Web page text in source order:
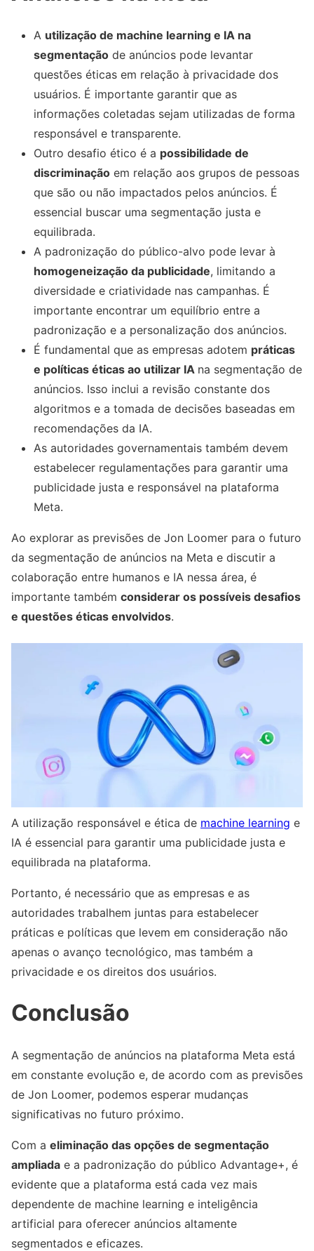
A utilização de machine learning e IA na
segmentação de anúncios pode levantar
questões éticas em relação à privacidade dos
usuários. É importante garantir que as
informações coletadas sejam utilizadas de forma
responsável e transparente.
Outro desafio ético é a possibilidade de
discriminação em relação aos grupos de pessoas
que são ou não impactados pelos anúncios. É
essencial buscar uma segmentação justa e
equilibrada.
A padronização do público-alvo pode levar à
homogeneização da publicidade, limitando a
diversidade e criatividade nas campanhas. É
importante encontrar um equilíbrio entre a
padronização e a personalização dos anúncios.
É fundamental que as empresas adotem práticas
e políticas éticas ao utilizar IA na segmentação de
anúncios. Isso inclui a revisão constante dos
algoritmos e a tomada de decisões baseadas em
recomendações da IA.
As autoridades governamentais também devem
estabelecer regulamentações para garantir uma
publicidade justa e responsável na plataforma
Meta.
Ao explorar as previsões de Jon Loomer para o futuro
da segmentação de anúncios na Meta e discutir a
colaboração entre humanos e IA nessa área, é
importante também considerar os possíveis desafios
e questões éticas envolvidos.
A utilização responsável e ética de machine learning e
IA é essencial para garantir uma publicidade justa e
equilibrada na plataforma.
Portanto, é necessário que as empresas e as
autoridades trabalhem juntas para estabelecer
práticas e políticas que levem em consideração não
apenas o avanço tecnológico, mas também a
privacidade e os direitos dos usuários.
Conclusão
A segmentação de anúncios na plataforma Meta está
em constante evolução e, de acordo com as previsões
de Jon Loomer, podemos esperar mudanças
significativas no futuro próximo.
Com a eliminação das opções de segmentação
ampliada e a padronização do público Advantage+, é
evidente que a plataforma está cada vez mais
dependente de machine learning e inteligência
artificial para oferecer anúncios altamente
segmentados e eficazes.